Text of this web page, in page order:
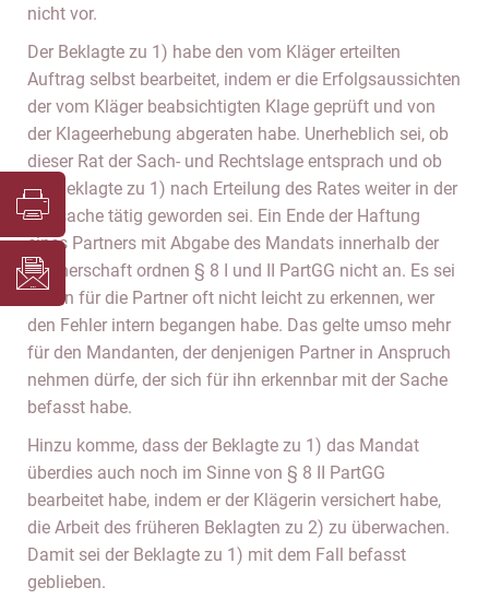
nicht vor.
Der Beklagte zu 1) habe den vom Kläger erteilten
Auftrag selbst bearbeitet, indem er die Erfolgsaussichten
der vom Kläger beabsichtigten Klage geprüft und von
der Klageerhebung abgeraten habe. Unerheblich sei, ob
dieser Rat der Sach- und Rechtslage entsprach und ob
der Beklagte zu 1) nach Erteilung des Rates weiter in der
Bausache tätig geworden sei. Ein Ende der Haftung
eines Partners mit Abgabe des Mandats innerhalb der
Partnerschaft ordnen § 8 I und II PartGG nicht an. Es sei
schon für die Partner oft nicht leicht zu erkennen, wer
den Fehler intern begangen habe. Das gelte umso mehr
für den Mandanten, der denjenigen Partner in Anspruch
nehmen dürfe, der sich für ihn erkennbar mit der Sache
befasst habe.
Hinzu komme, dass der Beklagte zu 1) das Mandat
überdies auch noch im Sinne von § 8 II PartGG
bearbeitet habe, indem er der Klägerin versichert habe,
die Arbeit des früheren Beklagten zu 2) zu überwachen.
Damit sei der Beklagte zu 1) mit dem Fall befasst
geblieben.